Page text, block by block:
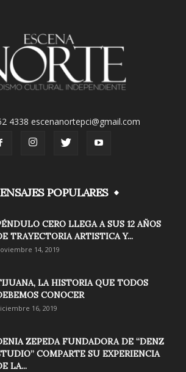
4338 escenanortepci@gmail.com
POPULARES
CERO LLEGA A SUS 12 AÑOS
TRAYECTORIA ARTISTICA Y...
14, 2019
LA HISTORIA QUE TODOS
CONOCER
16, 2019
ZEPEDA FUNDADORA DE “DENZ
COMPARTE SU EXPERIENCIA
LA...